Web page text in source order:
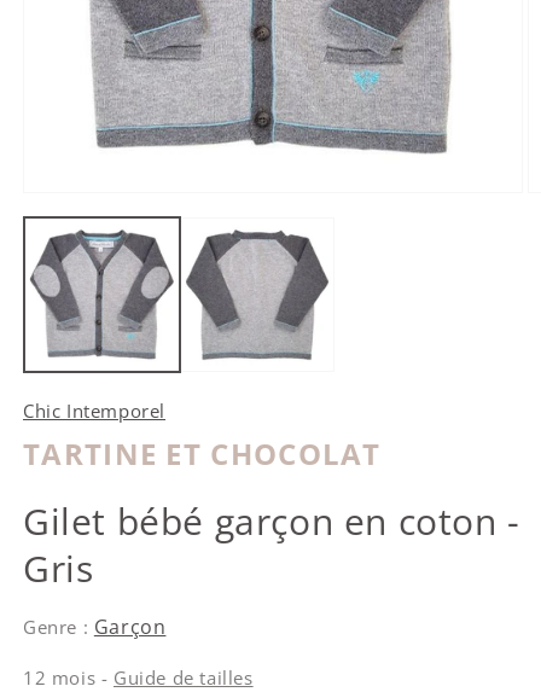
Chic Intemporel
TARTINE ET CHOCOLAT
Tartine et Chocolat
Gilet bébé garçon en coton -
Gris
Genre : Garçon
12 mois - Guide de tailles